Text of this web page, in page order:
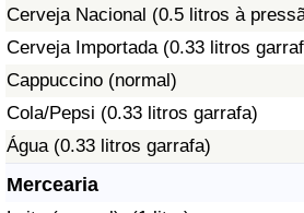
Cerveja Nacional (0.5 litros à
Cerveja Importada (0.33 litros
Cappuccino (normal)
Cola/Pepsi (0.33 litros garrafa)
Água (0.33 litros garrafa)
Mercearia
Indicador de Crime
Saúde